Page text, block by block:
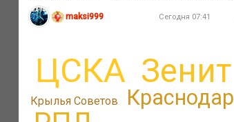
maksi999 Сегодня 07:41
ЦСКА Зенит
Крылья Советов Краснодар